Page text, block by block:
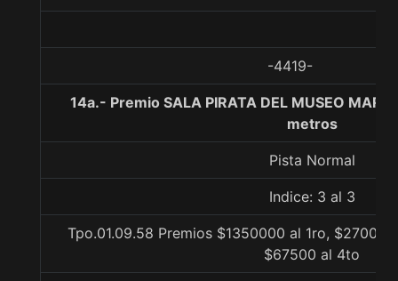
-4419-
14a.- Premio SALA PIRATA DEL MUSEO
metros
Pista Normal
Indice: 3 al 3
Tpo.01.09.58 Premios $1350000 al 1ro,
$67500 al 4to